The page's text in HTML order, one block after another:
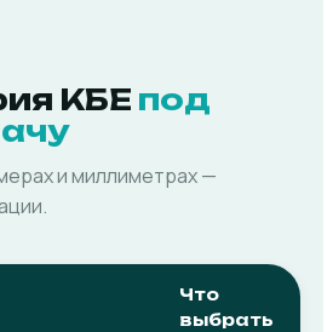
КБЕ под
и миллиметрах —
Что
выбрать